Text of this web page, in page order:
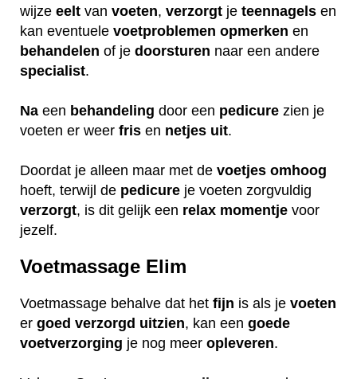
wijze eelt van voeten, verzorgt je teennagels en
kan eventuele voetproblemen opmerken en
behandelen of je doorsturen naar een andere
specialist.
Na een behandeling door een pedicure zien je
voeten er weer fris en netjes uit.
Doordat je alleen maar met de voetjes omhoog
hoeft, terwijl de pedicure je voeten zorgvuldig
verzorgt, is dit gelijk een relax momentje voor
jezelf.
Voetmassage Elim
Voetmassage behalve dat het fijn is als je voeten
er goed verzorgd uitzien, kan een goede
voetverzorging je nog meer opleveren.